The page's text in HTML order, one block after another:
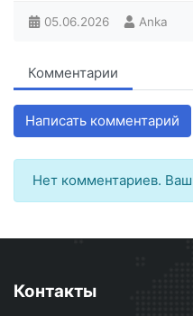
05.06.2026 Anka
Комментарии
Написать комментарий
Нет комментариев.
Контакты